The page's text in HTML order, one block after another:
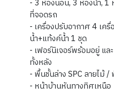
- 3 ห้องนอน, 3 ห้องน้ำ, 1
ที่จอดรถ
- เครื่องปรับอากาศ 4 เครื่
น้ำ+แท้งค์น้ำ 1 ชุด
- เฟอร์นิเจอร์พร้อมอยู่ แล
ทั้งหลัง
- พื้นชั้นล่าง SPC ลายไม้
- หน้าบ้านหันทางทิศเหนือ